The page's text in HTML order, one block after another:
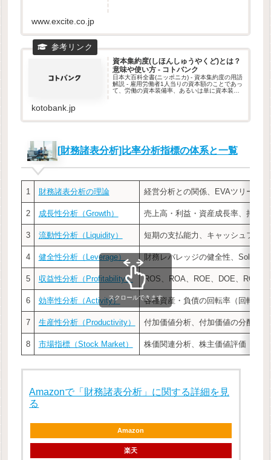
www.excite.co.jp
資本集約度(しほんしゅうやくど)とは？
意味や使い方 - コトバンク
日本大百科全書(ニッポニカ) - 資本集約度の用語
解説 - 雇用労働者1人当りの資本額のことであっ
て、労働の資本装備率、あるいは単に資本装備
kotobank.jp
[財務諸表分析]比率分析指標の体系と一覧
1 財務諸表分析の理論 経営分析との関係、EVAツリー
2 成長性分析（Growth） 売上高・利益・資産成長率、持続
3 流動性分析（Liquidity） 短期の支払能力、キャッシュフロ
4 健全性分析（Leverage） 財務レバレッジの健全性、
5 収益性分析（Profitability） ROS、ROA、ROE、DOE、ROIC
6 効率性分析（Activity） 各種資産・負債の回転率（回転日
7 生産性分析（Productivity） 付加価値分析、付加価値の分配
8 市場指標（Stock Market） 株価関連分析、株主価値評価
スクロールできます
Amazonで「財務諸表分析」に関する詳細を見
る
Amazon
楽天